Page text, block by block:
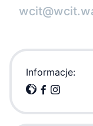
Informacje: